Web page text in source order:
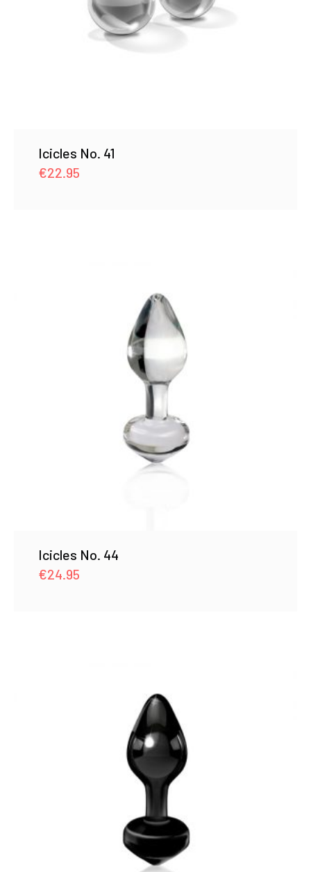
Icicles No. 41
€22.95
Icicles No. 44
€24.95